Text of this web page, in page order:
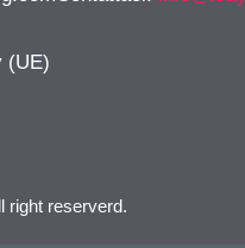
(UE)
right reserverd.